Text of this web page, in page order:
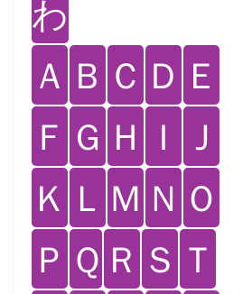
わ
Ａ Ｂ Ｃ Ｄ Ｅ
Ｆ Ｇ Ｈ Ｉ Ｊ
Ｋ Ｌ Ｍ Ｎ Ｏ
Ｐ Ｑ Ｒ Ｓ Ｔ